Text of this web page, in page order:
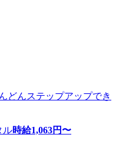
どんステップアップでき
ル時給1,063円〜